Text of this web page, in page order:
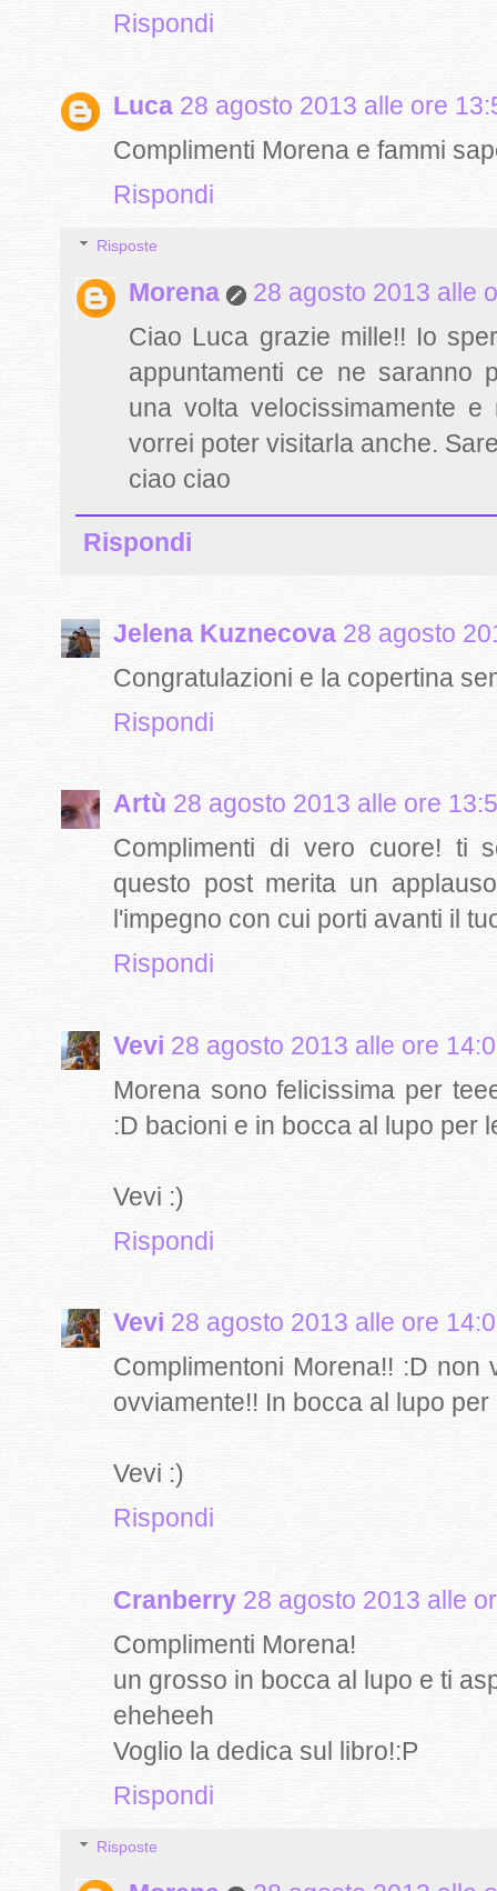
Rispondi
Luca 28 agosto 2013 alle ore
Complimenti Morena e fammi
Rispondi
Risposte
Morena
28 agosto 2013 alle
Ciao Luca grazie mille!! Io
appuntamenti ce ne saranno
una volta velocissimamente
vorrei poter visitarla anche.
ciao ciao
Rispondi
Jelena Kuznecova 28 agosto
Congratulazioni e la copertina
Rispondi
Artù 28 agosto 2013 alle ore
Complimenti di vero cuore! ti
questo post merita un
l'impegno con cui porti avanti il
Rispondi
Vevi 28 agosto 2013 alle ore
Morena sono felicissima per
:D bacioni e in bocca al lupo per
Vevi :)
Rispondi
Vevi 28 agosto 2013 alle ore
Complimentoni Morena!! :D
ovviamente!! In bocca al lupo
Vevi :)
Rispondi
Cranberry 28 agosto 2013 alle
Complimenti Morena!
un grosso in bocca al lupo e ti
eheheeh
Voglio la dedica sul libro!:P
Rispondi
Risposte